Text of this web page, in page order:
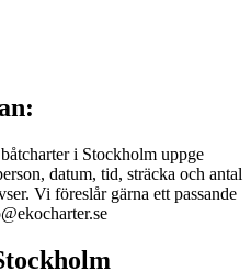
i Stockholm uppge
datum, tid, sträcka och antal
Vi föreslår gärna ett passande